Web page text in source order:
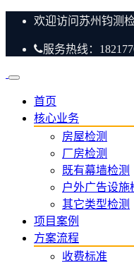
欢迎访问苏州钧测
服务热线：
首页
核心业务
房屋检测
厂房检测
既有幕墙检测
户外广告设施
其它类型检测
项目案例
方案流程
收费标准